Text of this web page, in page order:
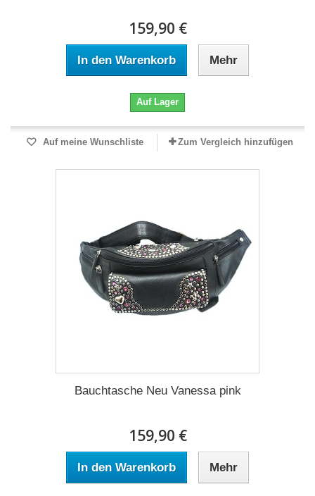
159,90 €
In den Warenkorb Mehr
Auf Lager
Auf meine Wunschliste Zum Vergleich hinzufügen
Bauchtasche Neu Vanessa pink
159,90 €
In den Warenkorb Mehr